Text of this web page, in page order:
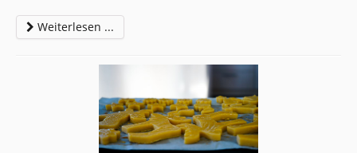
Weiterlesen ...